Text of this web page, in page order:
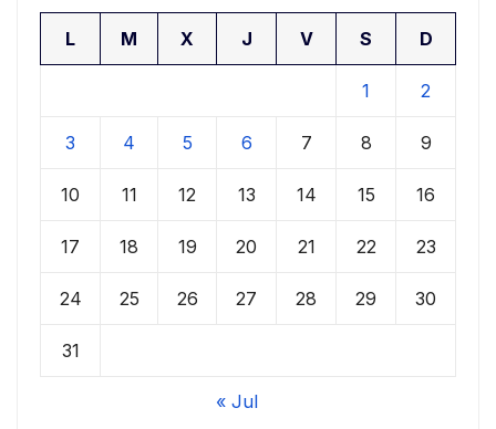
L M X J V S D
1 2
3 4 5 6 7 8 9
10 11 12 13 14 15 16
17 18 19 20 21 22 23
24 25 26 27 28 29 30
31
« Jul